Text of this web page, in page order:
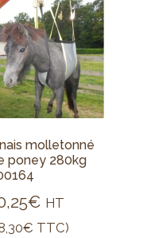
molletonné
poney 280kg
€ HT
€ TTC)